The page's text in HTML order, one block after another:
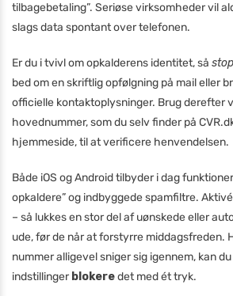
tilbagebetaling”. Seriøse virksomheder vil
slags data spontant over telefonen.
Er du i tvivl om opkalderens identitet, så
bed om en skriftlig opfølgning på mail eller
officielle kontaktoplysninger. Brug derefter
hovednummer, som du selv finder på
hjemmeside, til at verificere henvendelsen.
Både iOS og Android tilbyder i dag
opkaldere” og indbyggede spamfiltre.
– så lukkes en stor del af uønskede eller
ude, før de når at forstyrre middagsfreden.
nummer alligevel sniger sig igennem, kan
indstillinger blokeredet med ét tryk.